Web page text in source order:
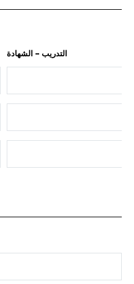
التدريب - الشهادة